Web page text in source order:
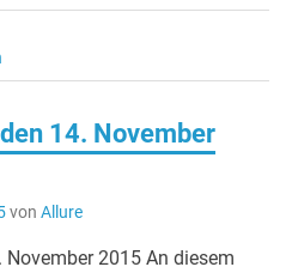
14. November
von Allure
2015 An diesem